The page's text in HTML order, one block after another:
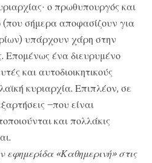
ο πρωθυπουργός και
(που σήμερα αποφασίζουν για
υπάρχουν χάρη στην
Επομένως ένα διευρυμένο
και αυτοδιοικητικούς
κυριαρχία. Επιπλέον, σε
–που είναι
και πολλάκις
εφημερίδα «Καθημερινή» στις